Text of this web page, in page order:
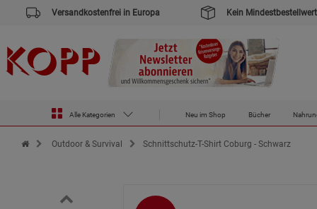
Versandkostenfrei in Europa Kein Mindestbestellwert
Alle Kategorien Neu im Shop Bücher
Zur Startseite des Kopp Verlag Online-Shop
Outdoor & Survival Schnittschutz-T-Shirt Coburg - Schwarz